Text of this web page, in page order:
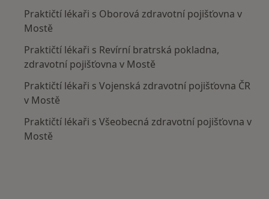
Praktičtí lékaři s Oborová zdravotní pojišťovna v
Mostě
Praktičtí lékaři s Revírní bratrská pokladna,
zdravotní pojišťovna v Mostě
Praktičtí lékaři s Vojenská zdravotní pojišťovna ČR
v Mostě
Praktičtí lékaři s Všeobecná zdravotní pojišťovna v
Mostě